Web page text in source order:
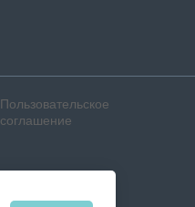
Пользовательское
соглашение